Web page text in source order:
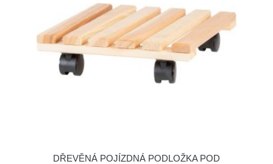
DŘEVĚNÁ POJÍZDNÁ PODLOŽKA POD